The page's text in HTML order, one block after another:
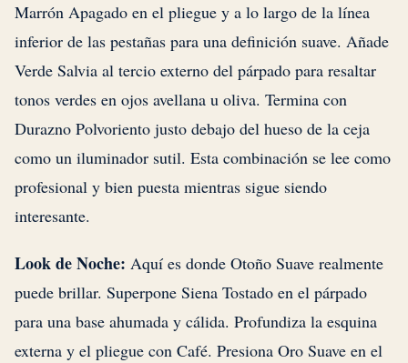
Marrón Apagado en el pliegue y a lo largo de la línea
inferior de las pestañas para una definición suave. Añade
Verde Salvia al tercio externo del párpado para resaltar
tonos verdes en ojos avellana u oliva. Termina con
Durazno Polvoriento justo debajo del hueso de la ceja
como un iluminador sutil. Esta combinación se lee como
profesional y bien puesta mientras sigue siendo
interesante.
Look de Noche: Aquí es donde Otoño Suave realmente
puede brillar. Superpone Siena Tostado en el párpado
para una base ahumada y cálida. Profundiza la esquina
externa y el pliegue con Café. Presiona Oro Suave en el